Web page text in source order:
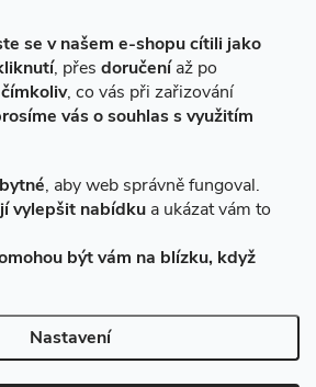
se v našem e-shopu cítili jako
, přes doručeníaž po
, co vás při zařizování
vás o souhlas s využitím
, aby web správně fungoval.
vylepšit nabídku a ukázat vám to
být vám na blízku, když
Nastavení
HK. Všechna práva vyhrazena.